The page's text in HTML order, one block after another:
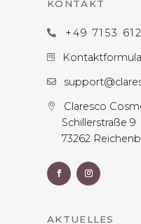
KONTAKT
 +49 7153



Claresco
Schillerstraße 9
73262
AKTUELLES